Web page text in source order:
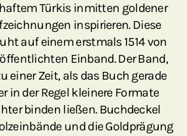
Türkis inmitten goldener
inspirieren. Diese
auf einem erstmals 1514 von
Einband. Der Band,
einer Zeit, als das Buch gerade
in der Regel kleinere Formate
binden ließen. Buchdeckel
und die Goldprägung